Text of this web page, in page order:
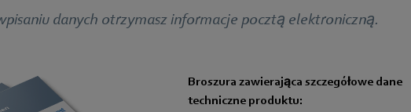
danych otrzymasz informacje pocztą elektroniczną.
Broszura zawierająca szczegółowe dane
techniczne produktu: